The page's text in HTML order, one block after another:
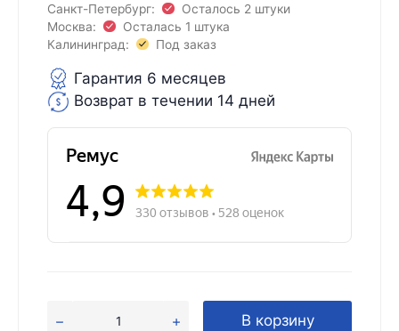
Санкт-Петербург:
Осталось 2 штуки
Москва:
Осталась 1 штука
Калининград:
Под заказ
Гарантия 6 месяцев
Возврат в течении 14 дней
В корзину